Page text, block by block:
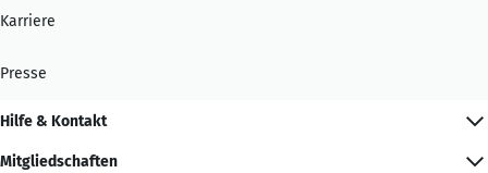
Karriere
Presse
Hilfe & Kontakt
Mitgliedschaften